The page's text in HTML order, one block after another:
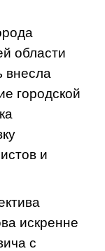
области
внесла
городской
и
искренне
с